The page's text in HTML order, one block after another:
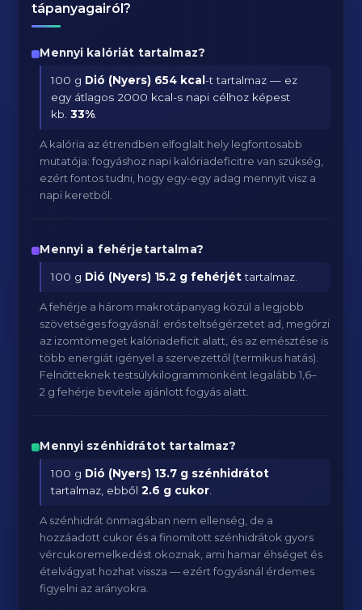
tápanyagairól?
Mennyi kalóriát tartalmaz?
100 g Dió (Nyers) 654 kcal-t tartalmaz — ez
egy átlagos 2000 kcal-s napi célhoz képest
kb.33%
A kalória az étrendben elfoglalt hely legfontosabb
mutatója: fogyáshoz napi kalóriadeficitre van szükség,
ezért fontos tudni, hogy egy-egy adag mennyit visz a
napi keretből.
Mennyi a fehérjetartalma?
100 g Dió (Nyers) 15.2 g fehérjéttartalmaz.
A fehérje a három makrotápanyag közül a legjobb
szövetséges fogyásnál: erős teltségérzetet ad, megőrzi
az izomtömeget kalóriadeficit alatt, és az emésztése is
több energiát igényel a szervezettől (termikus hatás).
Felnőtteknek testsúlykilogrammonként legalább 1,6–
2 g fehérje bevitele ajánlott fogyás alatt.
Mennyi szénhidrátot tartalmaz?
100 g Dió (Nyers) 13.7 g szénhidrátot
tartalmaz, ebből2.6 g cukor
A szénhidrát önmagában nem ellenség, de a
hozzáadott cukor és a finomított szénhidrátok gyors
vércukoremelkedést okoznak, ami hamar éhséget és
ételvágyat hozhat vissza — ezért fogyásnál érdemes
figyelni az arányokra.